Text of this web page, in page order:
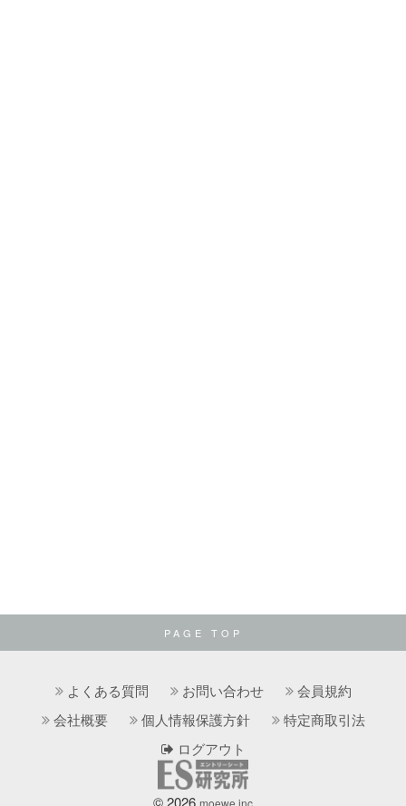
PAGE TOP
よくある質問 お問い合わせ
会員規約
会社概要
個人情報保護方針
特定商取引法
ログアウト